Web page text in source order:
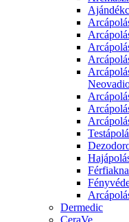
Dermedic
CeraVe